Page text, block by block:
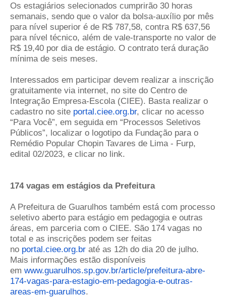
Os estagiários selecionados cumprirão 30 horas
semanais, sendo que o valor da bolsa-auxílio por mês
para nível superior é de R$ 787,58, contra R$ 637,56
para nível técnico, além de vale-transporte no valor de
R$ 19,40 por dia de estágio. O contrato terá duração
mínima de seis meses.
Interessados em participar devem realizar a inscrição
gratuitamente via internet, no site do Centro de
Integração Empresa-Escola (CIEE). Basta realizar o
cadastro no site portal.ciee.org.br, clicar no acesso
“Para Você”, em seguida em “Processos Seletivos
Públicos”, localizar o logotipo da Fundação para o
Remédio Popular Chopin Tavares de Lima - Furp,
edital 02/2023, e clicar no link.
174 vagas em estágios da Prefeitura
A Prefeitura de Guarulhos também está com processo
seletivo aberto para estágio em pedagogia e outras
áreas, em parceria com o CIEE. São 174 vagas no
total e as inscrições podem ser feitas
no portal.ciee.org.br até as 12h do dia 20 de julho.
Mais informações estão disponíveis
em www.guarulhos.sp.gov.br/article/prefeitura-abre-
174-vagas-para-estagio-em-pedagogia-e-outras-
areas-em-guarulhos.